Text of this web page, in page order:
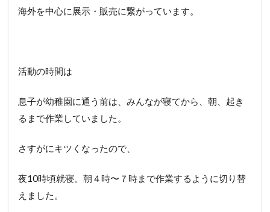
海外を中心に展示・販売に繋がっています。
活動の時間は
息子が幼稚園に通う前は、みんなが寝てから、朝、起き
るまで作業していました。
さすがにキツくなったので、
夜10時頃就寝。朝４時〜７時まで作業するように切り替
えました。